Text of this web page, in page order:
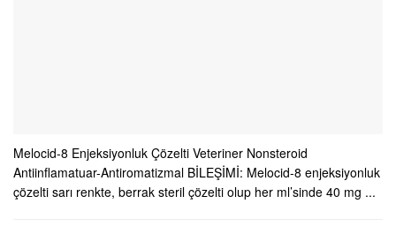
Melocid-8 Enjeksiyonluk Çözelti Veteriner Nonsteroid
Antiinflamatuar-Antiromatizmal BİLEŞİMİ: Melocid-8 enjeksiyonluk
çözelti sarı renkte, berrak steril çözelti olup her ml’sinde 40 mg ...